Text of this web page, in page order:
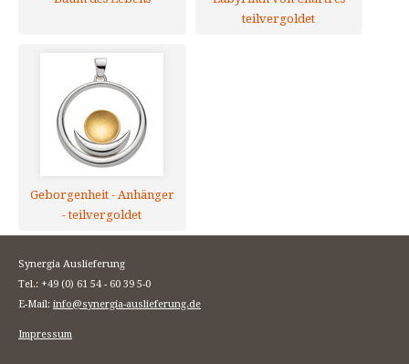
teilvergoldet
Geborgenheit - Anhänger
- teilvergoldet
Synergia Auslieferung
Tel.: +49 (0) 61 54 - 60 39 5-0
E-Mail: info@synergia-auslieferung.de
Impressum